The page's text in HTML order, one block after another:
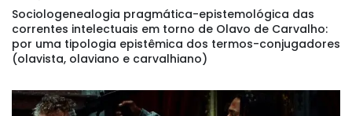
Sociologenealogia pragmática-epistemológica das
correntes intelectuais em torno de Olavo de Carvalho:
por uma tipologia epistêmica dos termos-conjugadores
(olavista, olaviano e carvalhiano)